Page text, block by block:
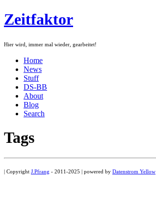
Zeitfaktor
Hier wird, immer mal wieder, gearbeitet!
Home
News
Stuff
DS-BB
About
Blog
Search
Tags
| Copyright J.Pfrang - 2011-2025 | powered by Datenstrom Yellow